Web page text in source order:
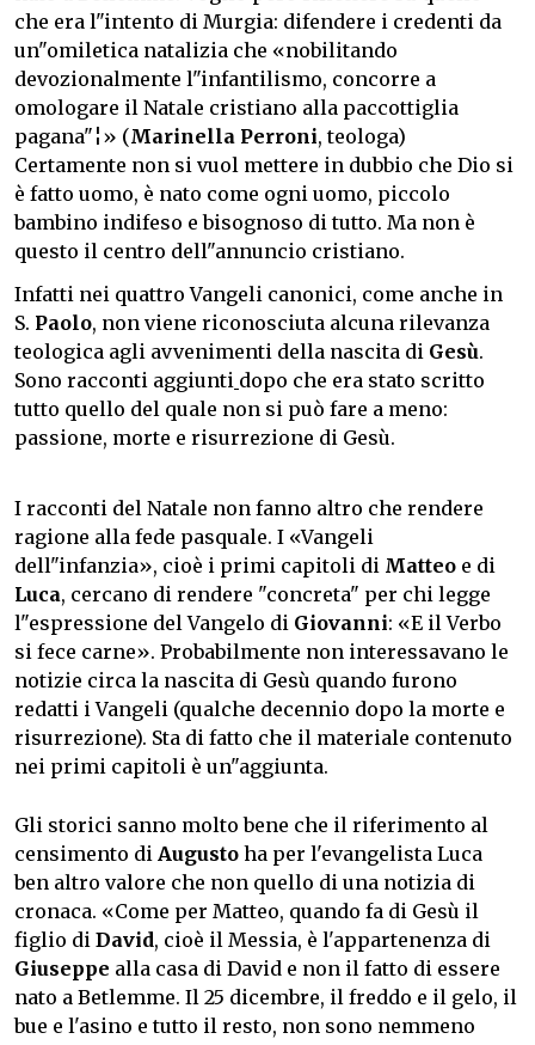
che era l"intento di Murgia: difendere i credenti da
un"omiletica natalizia che «nobilitando
devozionalmente l"infantilismo, concorre a
omologare il Natale cristiano alla paccottiglia
pagana"¦» (Marinella Perroni, teologa)
Certamente non si vuol mettere in dubbio che Dio si
è fatto uomo, è nato come ogni uomo, piccolo
bambino indifeso e bisognoso di tutto. Ma non è
questo il centro dell"annuncio cristiano.
Infatti nei quattro Vangeli canonici, come anche in
S. Paolo, non viene riconosciuta alcuna rilevanza
teologica agli avvenimenti della nascita di Gesù.
Sono racconti aggiunti dopo che era stato scritto
tutto quello del quale non si può fare a meno:
passione, morte e risurrezione di Gesù.
I racconti del Natale non fanno altro che rendere
ragione alla fede pasquale. I «Vangeli
dell"infanzia», cioè i primi capitoli di Matteo e di
Luca, cercano di rendere "concreta" per chi legge
l"espressione del Vangelo di Giovanni: «E il Verbo
si fece carne». Probabilmente non interessavano le
notizie circa la nascita di Gesù quando furono
redatti i Vangeli (qualche decennio dopo la morte e
risurrezione). Sta di fatto che il materiale contenuto
nei primi capitoli è un"aggiunta.
Gli storici sanno molto bene che il riferimento al
censimento di Augusto ha per l'evangelista Luca
ben altro valore che non quello di una notizia di
cronaca. «Come per Matteo, quando fa di Gesù il
figlio di David, cioè il Messia, è l'appartenenza di
Giuseppe alla casa di David e non il fatto di essere
nato a Betlemme. Il 25 dicembre, il freddo e il gelo, il
bue e l'asino e tutto il resto, non sono nemmeno